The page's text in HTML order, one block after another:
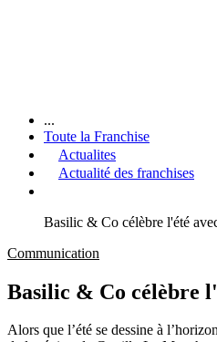
...
Toute la Franchise
Actualites
Actualité des franchises
Basilic & Co célèbre l'été
Communication
Basilic & Co célèbre
Alors que l’été se dessine à